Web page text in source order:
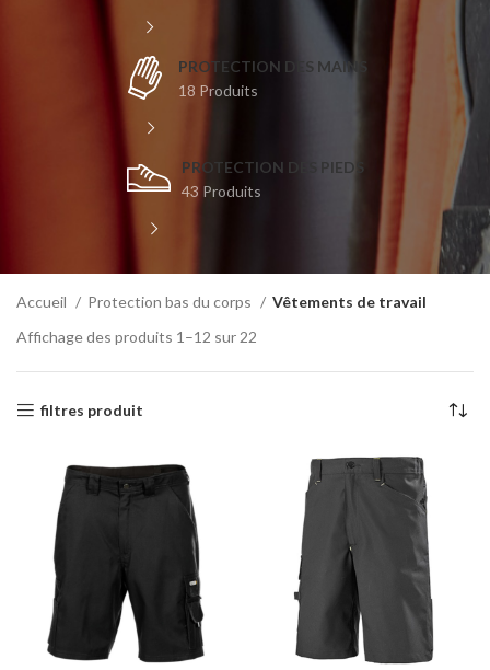
PROTECTION DES MAINS
18 Produits
PROTECTION DES PIEDS
43 Produits
Accueil Protection bas du corps
Vêtements de travail
Affichage des produits 1–12 sur 22
filtres produit